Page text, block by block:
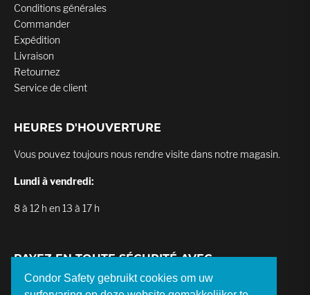
Condor Safety gebruikt cookies om uw
Conditions générales
Commander
Expédition
Livraison
Retournez
Service de client
HEURES D'HOUVERTURE
Vous pouvez toujours nous rendre visite dans notre magasin.
Lundi à vendredi:
8 à 12 h en 13 à 17 h
PAYEZ EN TOUTE SÉCURITÉ AVEC